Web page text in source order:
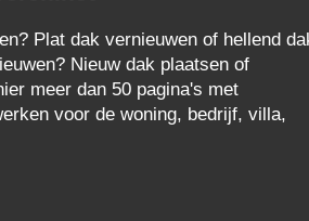
Plat dak vernieuwen of hellend
Nieuw dak plaatsen of
meer dan 50 pagina's met
voor de woning, bedrijf, villa,